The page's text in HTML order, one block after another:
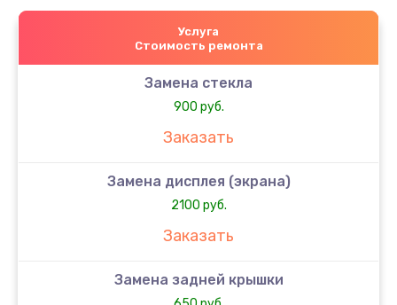
Услуга
Стоимость ремонта
Замена стекла
900 руб.
Заказать
Замена дисплея (экрана)
2100 руб.
Заказать
Замена задней крышки